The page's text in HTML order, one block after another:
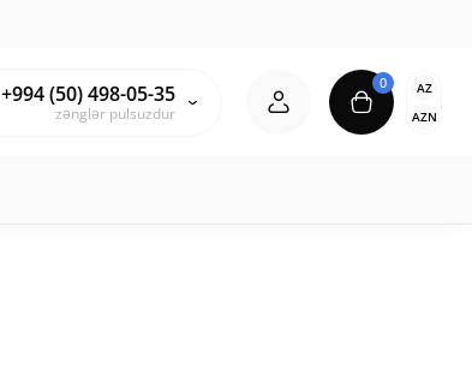
+994 (50) 498-05-35
zənglər pulsuzdur
0
AZ
AZN